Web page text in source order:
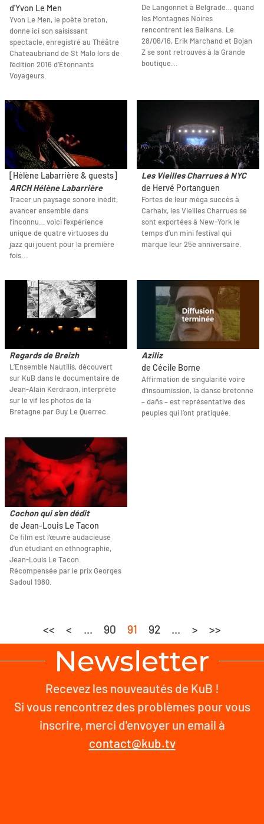
d'Yvon Le Men
Yvon Le Men, le poète breton,
donne ici son saisissant
spectacle, enregistré au Théâtre
Chateaubriand de St Malo lors de
l’édition 2016 d’Étonnants
Voyageurs.
De Langonnet à Belgrade… quand
les Montagnes Noires
rencontrent les Balkans. Le
28/06/16, Erik Marchand et Bojan
Z se sont retrouvés à la Grande
boutique...
[Hélène Labarrière & guests]
ARCH Hélène Labarrière
Tracer un paysage sonore inédit,
avancer ensemble dans
l’inconnu… voici l’expérience
unique de quatre virtuoses du
jazz qui jouent pour la première
fois...
Les Vieilles Charrues à NYC
de Hervé Portanguen
Fortes de leur méga succès à
Carhaix, les Vieilles Charrues se
sont exportées à New-York le
temps d’un mini festival qui
marque leur 25e anniversaire.
Regards de Breizh
L’Ensemble Nautilis, découvert
sur KuB dans le documentaire de
Jean-Alain Kerdraon, interprète
sur le vif les photos de la
Bretagne par Guy Le Querrec.
Aziliz
de Cécile Borne
Affirmation de singularité voire
d’insoumission, la danse bretonne
– dañs – est représentative des
peuples qui l’ont pratiquée.
Cochon qui s'en dédit
de Jean-Louis Le Tacon
Ce film est l’œuvre audacieuse
d’un étudiant en ethnographie,
Jean-Louis Le Tacon.
Récompensée par le prix Georges
Sadoul 1980.
<< < ... 90 91 92 ... > >>
Newsletter
Recevez les nouveautés de KuB !
Si vous rencontrez des problèmes pour vous
inscrire, merci d'envoyer un email à
contact@kub.tv